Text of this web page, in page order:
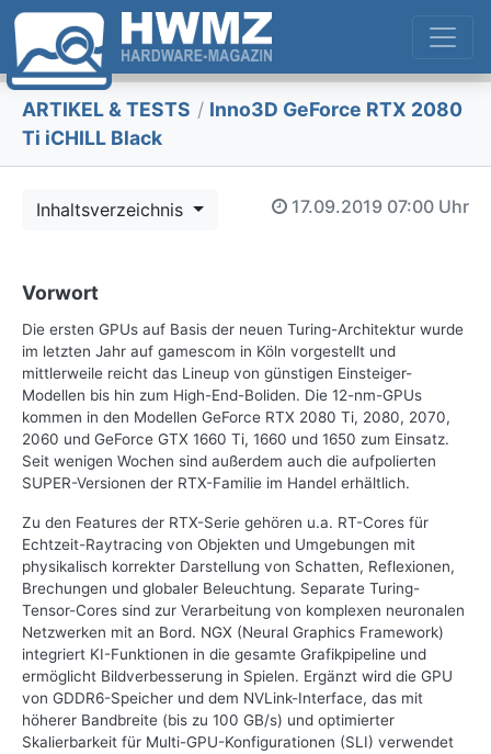
ARTIKEL & TESTS / Inno3D GeForce RTX 2080
Ti iCHILL Black
Inhaltsverzeichnis 17.09.2019 07:00 Uhr
Vorwort
Die ersten GPUs auf Basis der neuen Turing-Architektur wurde
im letzten Jahr auf gamescom in Köln vorgestellt und
mittlerweile reicht das Lineup von günstigen Einsteiger-
Modellen bis hin zum High-End-Boliden. Die 12-nm-GPUs
kommen in den Modellen GeForce RTX 2080 Ti, 2080, 2070,
2060 und GeForce GTX 1660 Ti, 1660 und 1650 zum Einsatz.
Seit wenigen Wochen sind außerdem auch die aufpolierten
SUPER-Versionen der RTX-Familie im Handel erhältlich.
Zu den Features der RTX-Serie gehören u.a. RT-Cores für
Echtzeit-Raytracing von Objekten und Umgebungen mit
physikalisch korrekter Darstellung von Schatten, Reflexionen,
Brechungen und globaler Beleuchtung. Separate Turing-
Tensor-Cores sind zur Verarbeitung von komplexen neuronalen
Netzwerken mit an Bord. NGX (Neural Graphics Framework)
integriert KI-Funktionen in die gesamte Grafikpipeline und
ermöglicht Bildverbesserung in Spielen. Ergänzt wird die GPU
von GDDR6-Speicher und dem NVLink-Interface, das mit
höherer Bandbreite (bis zu 100 GB/s) und optimierter
Skalierbarkeit für Multi-GPU-Konfigurationen (SLI) verwendet